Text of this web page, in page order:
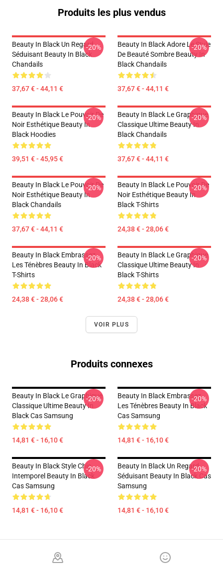
Produits les plus vendus
Beauty In Black Un Regard
Séduisant Beauty In Black
Chandails
37,67 € - 44,11 €
-20%
Beauty In Black Adore Le Style
De Beauté Sombre Beauty In
Black Chandails
37,67 € - 44,11 €
-20%
Beauty In Black Le Pouvoir De
Noir Esthétique Beauty In
Black Hoodies
39,51 € - 45,95 €
-20%
Beauty In Black Le Graphique
Classique Ultime Beauty In
Black Chandails
37,67 € - 44,11 €
-20%
Beauty In Black Le Pouvoir De
Noir Esthétique Beauty In
Black Chandails
37,67 € - 44,11 €
-20%
Beauty In Black Le Pouvoir De
Noir Esthétique Beauty In
Black T-Shirts
24,38 € - 28,06 €
-20%
Beauty In Black Embrassez
Les Ténèbres Beauty In Black
T-Shirts
24,38 € - 28,06 €
-20%
Beauty In Black Le Graphique
Classique Ultime Beauty In
Black T-Shirts
24,38 € - 28,06 €
-20%
VOIR PLUS
Produits connexes
Beauty In Black Le Graphique
Classique Ultime Beauty In
Black Cas Samsung
14,81 € - 16,10 €
-20%
Beauty In Black Embrassez
Les Ténèbres Beauty In Black
Cas Samsung
14,81 € - 16,10 €
-20%
Beauty In Black Style Chic
Intemporel Beauty In Black
Cas Samsung
14,81 € - 16,10 €
-20%
Beauty In Black Un Regard
Séduisant Beauty In Black Cas
Samsung
14,81 € - 16,10 €
-20%